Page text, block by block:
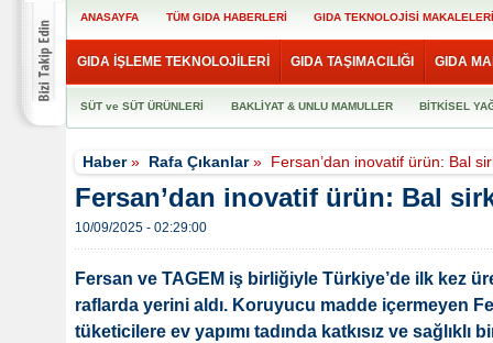
ANASAYFA TÜM GIDA HABERLERİ GIDA TEKNOLOJİSİ
GIDA İŞLEME TEKNOLOJİLERİ GIDA TAŞIMACILIĞI GIDA
SÜT ve SÜT ÜRÜNLERİ BAKLİYAT & UNLU MAMULLER BİTKİSEL
Haber» Rafa Çıkanlar» Fersan’dan inovatif ürün: Bal
Fersan’dan inovatif ürün: Bal
10/09/2025 - 02:29:00
Fersan ve TAGEM iş birliğiyle Türkiye’de ilk kez
raflarda yerini aldı. Koruyucu madde içermeyen
tüketicilere ev yapımı tadında katkısız ve sağlıklı